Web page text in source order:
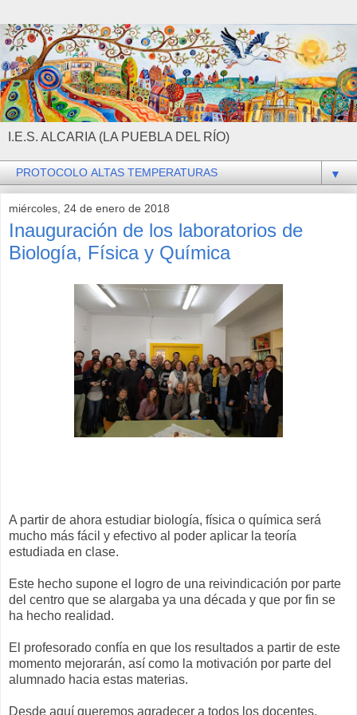
I.E.S. ALCARIA (LA PUEBLA DEL RÍO)
▼
miércoles, 24 de enero de 2018
Inauguración de los laboratorios de
Biología, Física y Química
A partir de ahora estudiar biología, física o química será
mucho más fácil y efectivo al poder aplicar la teoría
estudiada en clase.
Este hecho supone el logro de una reivindicación por parte
del centro que se alargaba ya una década y que por fin se
ha hecho realidad.
El profesorado confía en que los resultados a partir de este
momento mejorarán, así como la motivación por parte del
alumnado hacia estas materias.
Desde aquí queremos agradecer a todos los docentes,